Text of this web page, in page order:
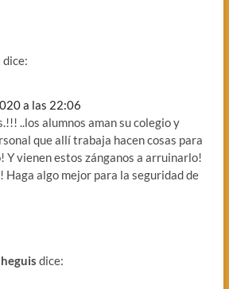
dice:
a las 22:06
..los alumnos aman su colegio y
que allí trabaja hacen cosas para
Y vienen estos zánganos a arruinarlo!
Haga algo mejor para la seguridad de
dice: